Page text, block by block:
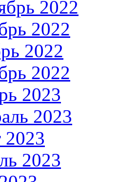
2022
2022
2022
2022
2023
2023
2023
2023